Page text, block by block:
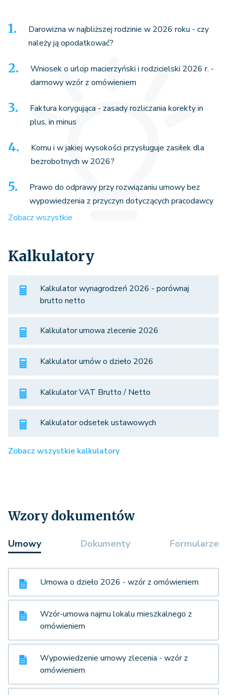
Darowizna w najbliższej rodzinie w 2026 roku - czy
należy ją opodatkować?
Wniosek o urlop macierzyński i rodzicielski 2026 r. -
darmowy wzór z omówieniem
Faktura korygująca - zasady rozliczania korekty in
plus, in minus
Komu i w jakiej wysokości przysługuje zasiłek dla
bezrobotnych w 2026?
Prawo do odprawy przy rozwiązaniu umowy bez
wypowiedzenia z przyczyn dotyczących pracodawcy
Zobacz wszystkie
Kalkulatory
Kalkulator wynagrodzeń 2026 - porównaj
brutto netto
Kalkulator umowa zlecenie 2026
Kalkulator umów o dzieło 2026
Kalkulator VAT Brutto / Netto
Kalkulator odsetek ustawowych
Zobacz wszystkie kalkulatory
Wzory dokumentów
Umowy Dokumenty Formularze
Umowa o dzieło 2026 - wzór z omówieniem
Wzór-umowa najmu lokalu mieszkalnego z
omówieniem
Wypowiedzenie umowy zlecenia - wzór z
omówieniem